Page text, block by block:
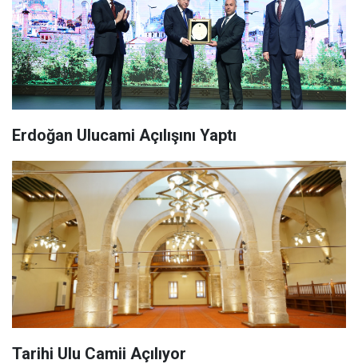
Erdoğan Ulucami Açılışını Yaptı
Tarihi Ulu Camii Açılıyor